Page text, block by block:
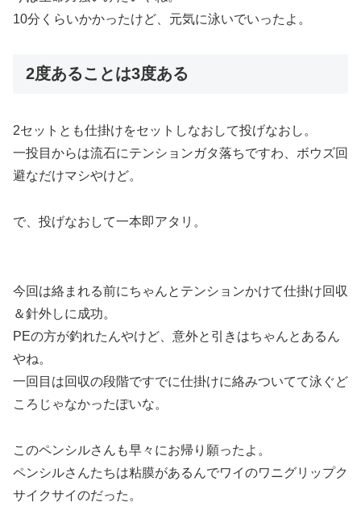
10分くらいかかったけど、元気に泳いでいったよ。
2度あることは3度ある
2セットとも仕掛けをセットしなおして投げなおし。
一投目からは流石にテンションガタ落ちですわ、ボウズ回
避なだけマシやけど。
で、投げなおして一本即アタリ。
今回は絡まれる前にちゃんとテンションかけて仕掛け回収
＆針外しに成功。
PEの方が釣れたんやけど、意外と引きはちゃんとあるん
やね。
一回目は回収の段階ですでに仕掛けに絡みついてて泳ぐど
ころじゃなかったぽいな。
このペンシルさんも早々にお帰り願ったよ。
ペンシルさんたちは粘膜があるんでワイのワニグリップク
サイクサイのだった。